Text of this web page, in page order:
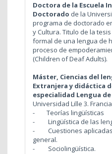
Doctora de la Escuela
Doctorado de la
programa de doctorado
y Cultura. Titulo de la
formal de una lengua de
proceso de
(Children of Deaf Adults).
Máster, Ciencias del
Extranjera y didáctica
especialidad Lengua de
Universidad Lille 3.
- Teorías lingüísticas
- Lingüística de las
- Cuestiones aplicadas
general.
- Sociolingüística.